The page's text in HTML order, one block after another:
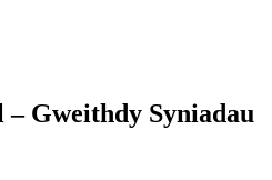
– Gweithdy Syniadau